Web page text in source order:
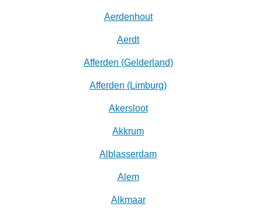
Aerdenhout
Aerdt
Afferden (Gelderland)
Afferden (Limburg)
Akersloot
Akkrum
Alblasserdam
Alem
Alkmaar